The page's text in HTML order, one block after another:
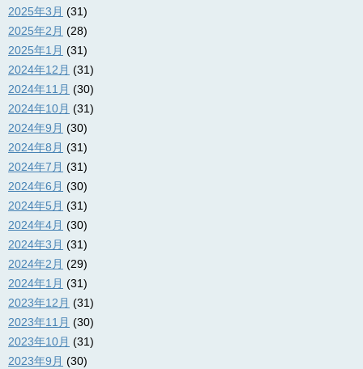
2025年3月 (31)
2025年2月 (28)
2025年1月 (31)
2024年12月 (31)
2024年11月 (30)
2024年10月 (31)
2024年9月 (30)
2024年8月 (31)
2024年7月 (31)
2024年6月 (30)
2024年5月 (31)
2024年4月 (30)
2024年3月 (31)
2024年2月 (29)
2024年1月 (31)
2023年12月 (31)
2023年11月 (30)
2023年10月 (31)
2023年9月 (30)